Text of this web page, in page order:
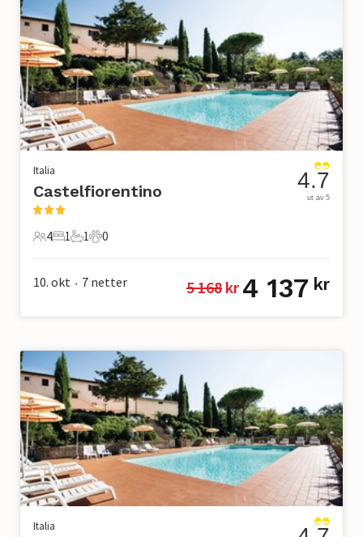
Italia
Castelfiorentino
4 Gjester
4
1 Soverom
1
1 Bad
1
0 Kjæledyr
0
4.7
ut av 5
10. okt • 7 netter 5 168 kr 4 137 kr
Italia